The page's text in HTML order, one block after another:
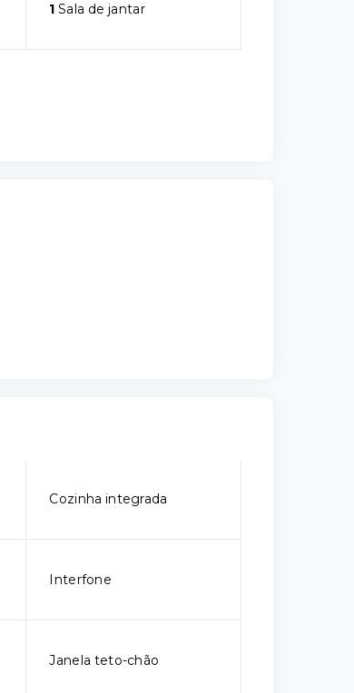
1 Sala de jantar
Cozinha integrada
Interfone
Janela teto-chão